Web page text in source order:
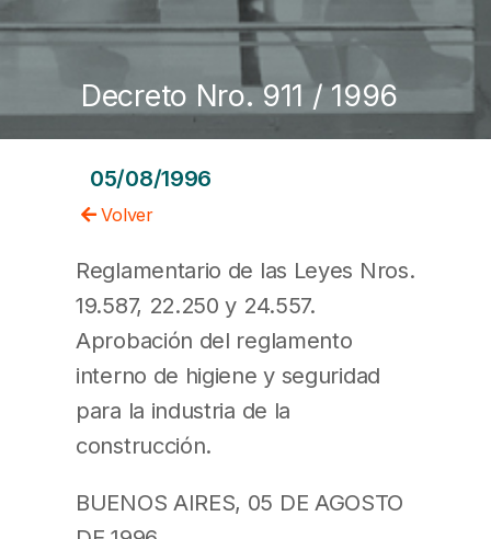
Decreto Nro. 911 / 1996
05/08/1996
Volver
Reglamentario de las Leyes Nros.
19.587, 22.250 y 24.557.
Aprobación del reglamento
interno de higiene y seguridad
para la industria de la
construcción.
BUENOS AIRES, 05 DE AGOSTO